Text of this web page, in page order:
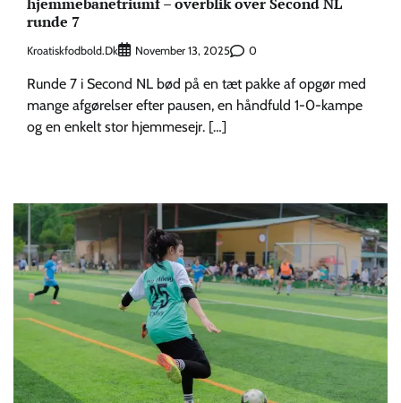
runde 7
Kroatiskfodbold.dk November 13, 2025 0
Runde 7 i Second NL bød på en tæt pakke af opgør med
mange afgørelser efter pausen, en håndfuld 1-0-kampe
og en enkelt stor hjemmesejr. […]